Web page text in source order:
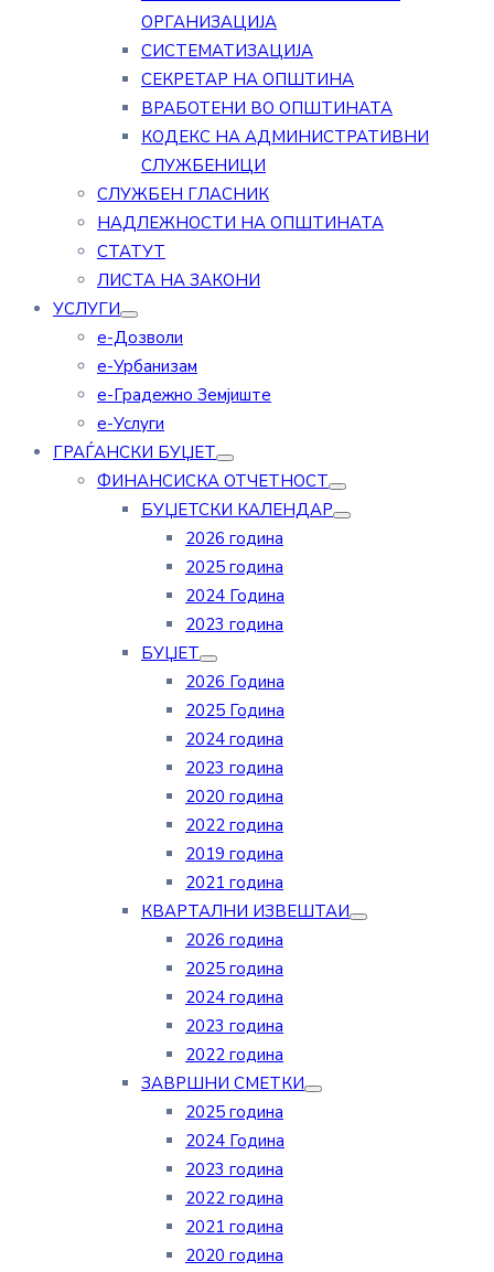
ОРГАНИЗАЦИЈА
СИСТЕМАТИЗАЦИЈА
СЕКРЕТАР НА ОПШТИНА
ВРАБОТЕНИ ВО ОПШТИНАТА
КОДЕКС НА АДМИНИСТРАТИВНИ
СЛУЖБЕНИЦИ
СЛУЖБЕН ГЛАСНИК
НАДЛЕЖНОСТИ НА ОПШТИНАТА
СТАТУТ
ЛИСТА НА ЗАКОНИ
УСЛУГИ
е-Дозволи
е-Урбанизам
е-Градежно Земјиште
е-Услуги
ГРАЃАНСКИ БУЏЕТ
ФИНАНСИСКА ОТЧЕТНОСТ
БУЏЕТСКИ КАЛЕНДАР
2026 година
2025 година
2024 Година
2023 година
БУЏЕТ
2026 Година
2025 Година
2024 година
2023 година
2020 година
2022 година
2019 година
2021 година
КВАРТАЛНИ ИЗВЕШТАИ
2026 година
2025 година
2024 година
2023 година
2022 година
ЗАВРШНИ СМЕТКИ
2025 година
2024 Година
2023 година
2022 година
2021 година
2020 година